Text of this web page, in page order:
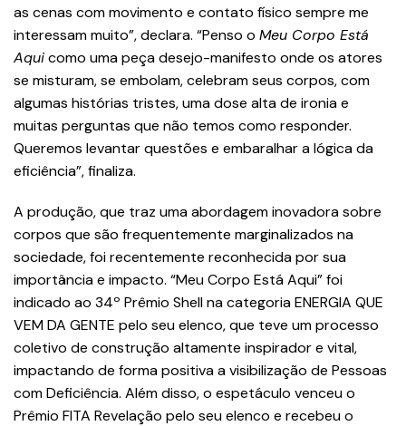
as cenas com movimento e contato físico sempre me
interessam muito”, declara. “Penso o Meu Corpo Está
Aquicomo uma peça desejo-manifesto onde os atores
se misturam, se embolam, celebram seus corpos, com
algumas histórias tristes, uma dose alta de ironia e
muitas perguntas que não temos como responder.
Queremos levantar questões e embaralhar a lógica da
eficiência”, finaliza.
A produção, que traz uma abordagem inovadora sobre
corpos que são frequentemente marginalizados na
sociedade, foi recentemente reconhecida por sua
importância e impacto. “Meu Corpo Está Aqui” foi
indicado ao 34º Prêmio Shell na categoria ENERGIA QUE
VEM DA GENTE pelo seu elenco, que teve um processo
coletivo de construção altamente inspirador e vital,
impactando de forma positiva a visibilização de Pessoas
com Deficiência. Além disso, o espetáculo venceu o
Prêmio FITA Revelação pelo seu elenco e recebeu o